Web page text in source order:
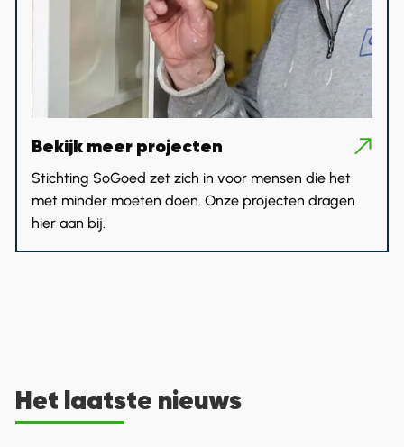
Bekijk meer projecten
Stichting SoGoed zet zich in voor mensen die het
met minder moeten doen. Onze projecten dragen
hier aan bij.
Het laatste nieuws